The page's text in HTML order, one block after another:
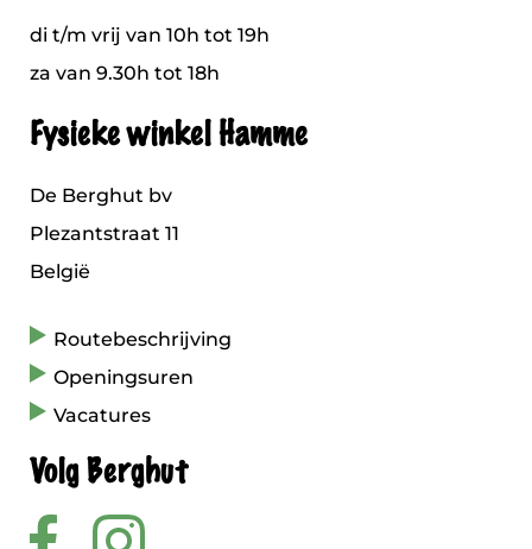
di t/m vrij van 10h tot 19h
za van 9.30h tot 18h
Fysieke winkel Hamme
De Berghut bv
Plezantstraat 11
België
Routebeschrijving
Openingsuren
Vacatures
Volg Berghut